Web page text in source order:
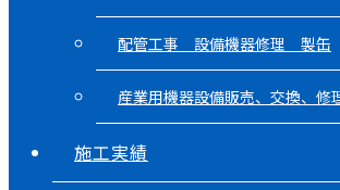
配管工事 設備機器修理 製缶
産業用機器設備販売、交換、修
施工実績